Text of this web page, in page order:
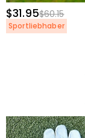
$31.95$60.15
Sportliebhaber